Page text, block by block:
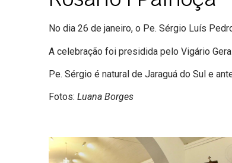
No dia 26 de janeiro, o Pe. Sérgio Luís
A celebração foi presidida pelo Vigário
Pe. Sérgio é natural de Jaraguá do Sul e
Fotos: Luana Borges